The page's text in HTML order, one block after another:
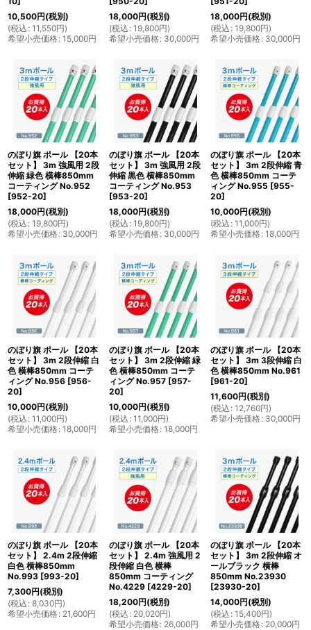
10,500円(税別)
(税込 : 11,550円)
希望小売価格: 15,000円
18,000円(税別)
(税込 : 19,800円)
希望小売価格: 30,000円
18,000円(税別)
(税込 : 19,800円)
希望小売価格: 30,000円
のぼり旗 ポール 【20本
セット】 3m 強風用 2段
伸縮 緑色 横棒850mm
コーティング No.952
[952-20]
18,000円(税別)
(税込 : 19,800円)
希望小売価格: 30,000円
のぼり旗 ポール 【20本
セット】 3m 強風用 2段
伸縮 黒色 横棒850mm
コーティング No.953
[953-20]
18,000円(税別)
(税込 : 19,800円)
希望小売価格: 30,000円
のぼり旗 ポール 【20本
セット】 3m 2段伸縮 青
色 横棒850mm コーテ
ィング No.955 [955-
20]
10,000円(税別)
(税込 : 11,000円)
希望小売価格: 18,000円
のぼり旗 ポール 【20本
セット】 3m 2段伸縮 白
色 横棒850mm コーテ
ィング No.956 [956-
20]
10,000円(税別)
(税込 : 11,000円)
希望小売価格: 18,000円
のぼり旗 ポール 【20本
セット】 3m 2段伸縮 緑
色 横棒850mm コーテ
ィング No.957 [957-
20]
10,000円(税別)
(税込 : 11,000円)
希望小売価格: 18,000円
のぼり旗 ポール 【20本
セット】 3m 3段伸縮 白
色 横棒850mm No.961
[961-20]
11,600円(税別)
(税込 : 12,760円)
希望小売価格: 30,000円
のぼり旗 ポール 【20本
セット】 2.4m 2段伸縮
白色 横棒850mm
No.993 [993-20]
7,300円(税別)
(税込 : 8,030円)
希望小売価格: 21,600円
のぼり旗 ポール 【20本
セット】 2.4m 強風用 2
段伸縮 白色 横棒
850mm コーティング
No.4229 [4229-20]
18,200円(税別)
(税込 : 20,020円)
希望小売価格: 26,000円
のぼり旗 ポール 【20本
セット】 3m 2段伸縮 オ
ールブラック 横棒
850mm No.23930
[23930-20]
14,000円(税別)
(税込 : 15,400円)
希望小売価格: 20,000円